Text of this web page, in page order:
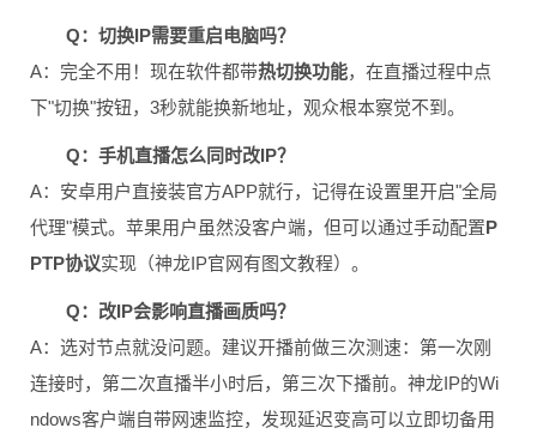
Q：切换IP需要重启电脑吗？
A：完全不用！现在软件都带热切换功能，在直播过程中点
下"切换"按钮，3秒就能换新地址，观众根本察觉不到。
Q：手机直播怎么同时改IP？
A：安卓用户直接装官方APP就行，记得在设置里开启"全局
代理"模式。苹果用户虽然没客户端，但可以通过手动配置P
PTP协议实现（神龙IP官网有图文教程）。
Q：改IP会影响直播画质吗？
A：选对节点就没问题。建议开播前做三次测速：第一次刚
连接时，第二次直播半小时后，第三次下播前。神龙IP的Wi
ndows客户端自带网速监控，发现延迟变高可以立即切备用